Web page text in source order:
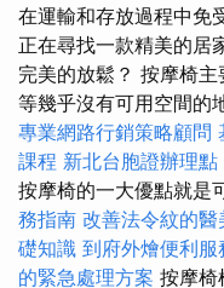
在運輸和存放過程中免
正在尋找一款精美的居
完美的放鬆？ 按摩椅
等幾乎沒有可用空間的
專業網路行銷策略顧問
課程 新北台胞證辦理點
按摩椅的一大優點就是
務指南 改善法令紋的醫
礎知識 到府外燴便利服
的緊急處理方案 按摩椅